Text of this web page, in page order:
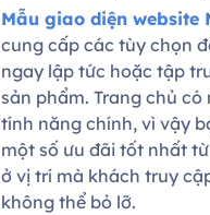
Mẫu giao diện website
cung cấp các tùy chọn
ngay lập tức hoặc tập
sản phẩm. Trang chủ
tính năng chính, vì vậy
một số ưu đãi tốt nhất
ở vị trí mà khách truy
không thể bỏ lỡ.